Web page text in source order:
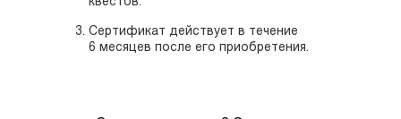
Сертификат действует в течение
6 месяцев после его приобретения.